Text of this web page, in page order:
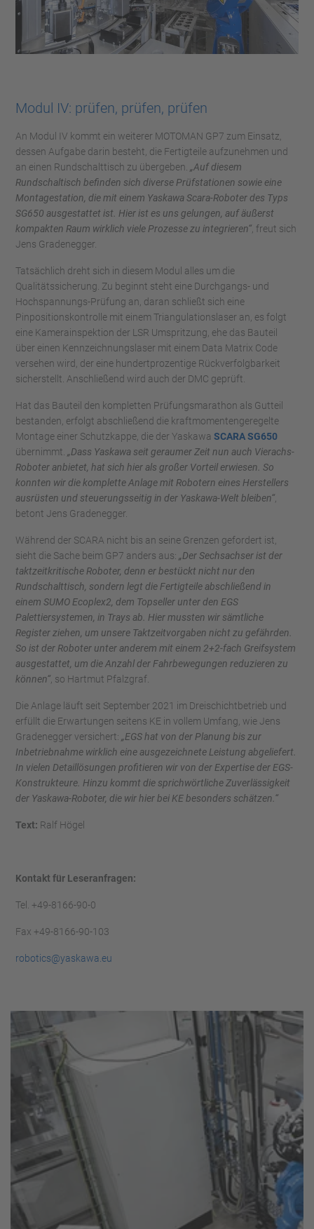
Modul IV: prüfen, prüfen, prüfen
An Modul IV kommt ein weiterer MOTOMAN GP7 zum Einsatz,
dessen Aufgabe darin besteht, die Fertigteile aufzunehmen und
an einen Rundschalttisch zu übergeben. „Auf diesem
Rundschaltisch befinden sich diverse Prüfstationen sowie eine
Montagestation, die mit einem Yaskawa Scara-Roboter des Typs
SG650 ausgestattet ist. Hier ist es uns gelungen, auf äußerst
kompakten Raum wirklich viele Prozesse zu integrieren“, freut sich
Jens Gradenegger.
Tatsächlich dreht sich in diesem Modul alles um die
Qualitätssicherung. Zu beginnt steht eine Durchgangs- und
Hochspannungs-Prüfung an, daran schließt sich eine
Pinpositionskontrolle mit einem Triangulationslaser an, es folgt
eine Kamerainspektion der LSR Umspritzung, ehe das Bauteil
über einen Kennzeichnungslaser mit einem Data Matrix Code
versehen wird, der eine hundertprozentige Rückverfolgbarkeit
sicherstellt. Anschließend wird auch der DMC geprüft.
Hat das Bauteil den kompletten Prüfungsmarathon als Gutteil
bestanden, erfolgt abschließend die kraftmomentengeregelte
Montage einer Schutzkappe, die der Yaskawa SCARA SG650
übernimmt. „Dass Yaskawa seit geraumer Zeit nun auch Vierachs-
Roboter anbietet, hat sich hier als großer Vorteil erwiesen. So
konnten wir die komplette Anlage mit Robotern eines Herstellers
ausrüsten und steuerungsseitig in der Yaskawa-Welt bleiben“,
betont Jens Gradenegger.
Während der SCARA nicht bis an seine Grenzen gefordert ist,
sieht die Sache beim GP7 anders aus: „Der Sechsachser ist der
taktzeitkritische Roboter, denn er bestückt nicht nur den
Rundschalttisch, sondern legt die Fertigteile abschließend in
einem SUMO Ecoplex2, dem Topseller unter den EGS
Palettiersystemen, in Trays ab. Hier mussten wir sämtliche
Register ziehen, um unsere Taktzeitvorgaben nicht zu gefährden.
So ist der Roboter unter anderem mit einem 2+2-fach Greifsystem
ausgestattet, um die Anzahl der Fahrbewegungen reduzieren zu
können“, so Hartmut Pfalzgraf.
Die Anlage läuft seit September 2021 im Dreischichtbetrieb und
erfüllt die Erwartungen seitens KE in vollem Umfang, wie Jens
Gradenegger versichert: „EGS hat von der Planung bis zur
Inbetriebnahme wirklich eine ausgezeichnete Leistung abgeliefert.
In vielen Detaillösungen profitieren wir von der Expertise der EGS-
Konstrukteure. Hinzu kommt die sprichwörtliche Zuverlässigkeit
der Yaskawa-Roboter, die wir hier bei KE besonders schätzen.“
Text: Ralf Högel
Kontakt für Leseranfragen:
Tel. +49-8166-90-0
Fax +49-8166-90-103
robotics@yaskawa.eu